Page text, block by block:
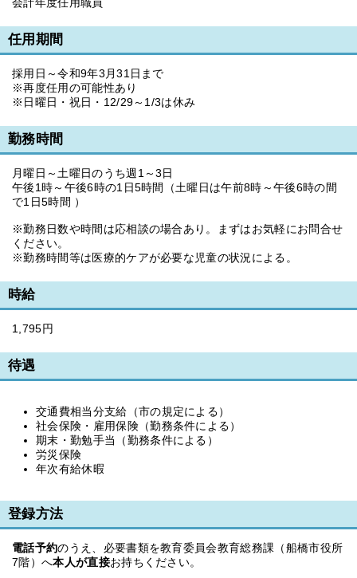
任用期間
採用日～令和9年3月31日まで
※再度任用の可能性あり
※日曜日・祝日・12/29～1/3は休み
勤務時間
月曜日～土曜日のうち週1～3日
午後1時～午後6時の1日5時間（土曜日は午前8時～午後6時の間
で1日5時間 ）
※勤務日数や時間は応相談の場合あり。まずはお気軽にお問合せ
ください。
※勤務時間等は医療的ケアが必要な児童の状況による。
時給
1,795円
待遇
交通費相当分支給（市の規定による）
社会保険・雇用保険（勤務条件による）
期末・勤勉手当（勤務条件による）
労災保険
年次有給休暇
登録方法
電話予約のうえ、必要書類を教育委員会教育総務課（船橋市役所
7階）へ本人が直接お持ちください。